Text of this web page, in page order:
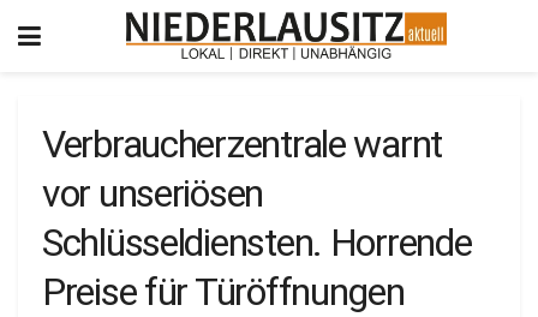
Verbraucherzentrale warnt
vor unseriösen
Schlüsseldiensten. Horrende
Preise für Türöffnungen